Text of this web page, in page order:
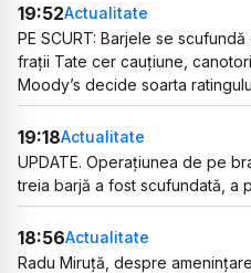
19:52Actualitate
PE SCURT: Barjele se
frații Tate cer cauțiune,
Moody’s decide soarta
19:18Actualitate
UPDATE. Operațiunea de pe
treia barjă a fost scufundată, a
18:56Actualitate
Radu Miruță, despre